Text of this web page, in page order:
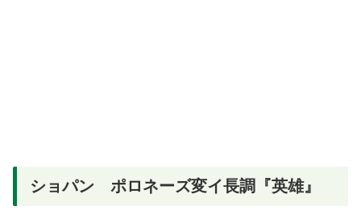
ショパン ポロネーズ変イ長調『英雄』